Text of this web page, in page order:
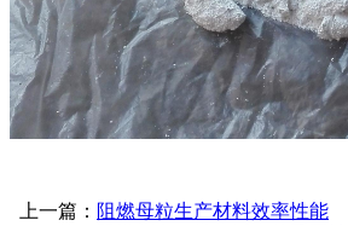
上一篇： 阻燃母粒生产材料效率性能